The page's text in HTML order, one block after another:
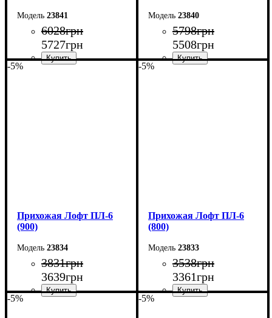
23841
6028грн
5727грн
23840
5798грн
5508грн
-5%
Прихожая Лофт ПЛ-6
(900)
23834
3831грн
3639грн
-5%
Прихожая Лофт ПЛ-6
(800)
23833
3538грн
3361грн
-5% -5%